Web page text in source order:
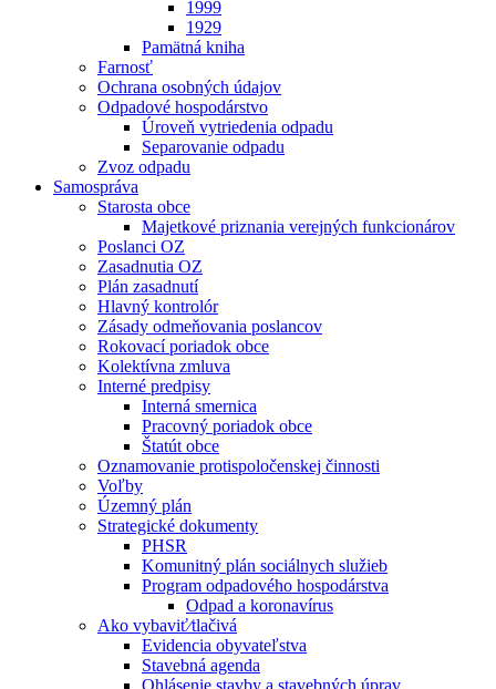
1999
1929
Pamätná kniha
Farnosť
Ochrana osobných údajov
Odpadové hospodárstvo
Úroveň vytriedenia odpadu
Separovanie odpadu
Zvoz odpadu
Samospráva
Starosta obce
Majetkové priznania verejných funkcionárov
Poslanci OZ
Zasadnutia OZ
Plán zasadnutí
Hlavný kontrolór
Zásady odmeňovania poslancov
Rokovací poriadok obce
Kolektívna zmluva
Interné predpisy
Interná smernica
Pracovný poriadok obce
Štatút obce
Oznamovanie protispoločenskej činnosti
Voľby
Územný plán
Strategické dokumenty
PHSR
Komunitný plán sociálnych služieb
Program odpadového hospodárstva
Odpad a koronavírus
Ako vybaviť⁄tlačivá
Evidencia obyvateľstva
Stavebná agenda
Ohlásenie stavby a stavebných úprav